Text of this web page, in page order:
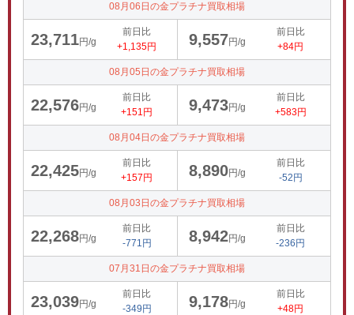
08月06日の金プラチナ買取相場
23,711円/g
前日比
+1,135円
9,557円/g
前日比
+84円
08月05日の金プラチナ買取相場
22,576円/g
前日比
+151円
9,473円/g
前日比
+583円
08月04日の金プラチナ買取相場
22,425円/g
前日比
+157円
8,890円/g
前日比
-52円
08月03日の金プラチナ買取相場
22,268円/g
前日比
-771円
8,942円/g
前日比
-236円
07月31日の金プラチナ買取相場
23,039円/g
前日比
-349円
9,178円/g
前日比
+48円